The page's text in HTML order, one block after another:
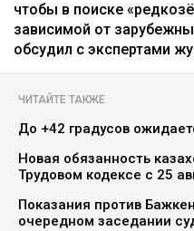
чтобы в поиске
зависимой от
обсудил с экспертами
ЧИТАЙТЕ ТАКЖЕ
До +42 градусов
Новая обязанность
Трудовом кодексе с 25
Показания против
очередном заседании